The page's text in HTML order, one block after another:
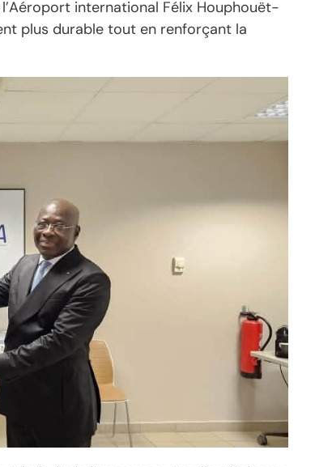
international Félix Houphouët-
plus durable tout en renforçant la